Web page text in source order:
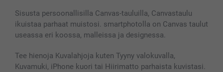
Sisusta persoonallisilla Canvas-tauluilla, Canvastaulu
ikuistaa parhaat muistosi. smartphotolla on Canvas taulut
useassa eri koossa, malleissa ja designessa.
Tee hienoja Kuvalahjoja kuten Tyyny valokuvalla,
Kuvamuki, iPhone kuori tai Hiirimatto parhaista kuvistasi.